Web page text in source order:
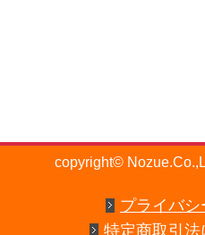
copyright©
プライバ
特定商取引